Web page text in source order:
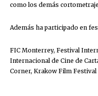
como los demás
Además ha participado en
FIC Monterrey, Festival
Internacional de Cine de
Corner, Krakow Film